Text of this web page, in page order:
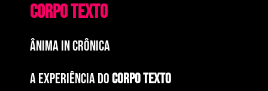
CORPO TEXTO
ÂNIMA IN CRÔNICA
A EXPERIÊNCIA DOCORPO TEXTO